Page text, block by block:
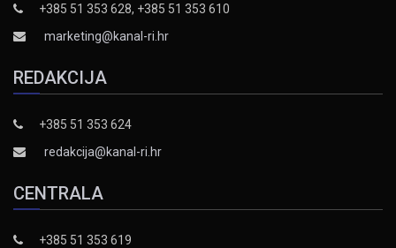
+385 51 353 628, +385 51 353 610
marketing@kanal-ri.hr
REDAKCIJA
+385 51 353 624
redakcija@kanal-ri.hr
CENTRALA
+385 51 353 619